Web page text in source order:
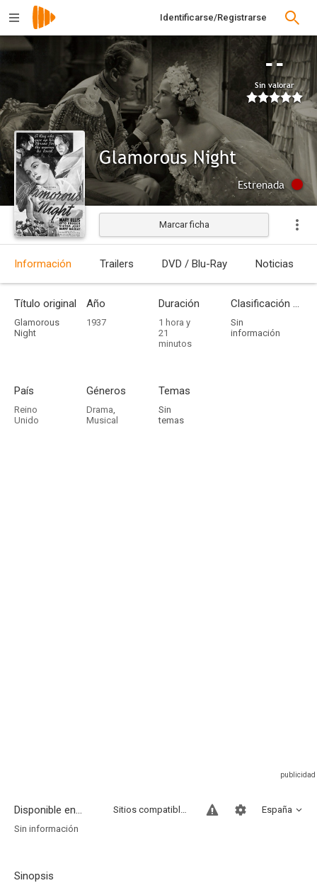
Identificarse/Registrarse
--
Sin valorar
Glamorous Night
Estrenada
Marcar ficha
Información Trailers DVD / Blu-Ray Noticias
Título original
Glamorous
Night
Año
1937
Duración
1 hora y
21
minutos
Clasificación por edades
Sin
información
País
Reino
Unido
Géneros
Drama,
Musical
Temas
Sin
temas
Disponible en... España
Sitios compatibles
Sin información
Sinopsis